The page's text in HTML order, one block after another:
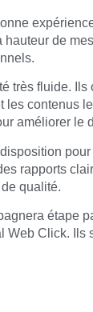
de
très fluide.
les contenus
améliorer
rapports
qualité.
étape
Click. Ils